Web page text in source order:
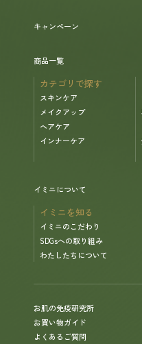
キャンペーン
商品一覧
カテゴリで探す
スキンケア
メイクアップ
ヘアケア
インナーケア
イミニについて
イミニを知る
イミニのこだわり
SDGsへの取り組み
わたしたちについて
お肌の免疫研究所
お買い物ガイド
よくあるご質問